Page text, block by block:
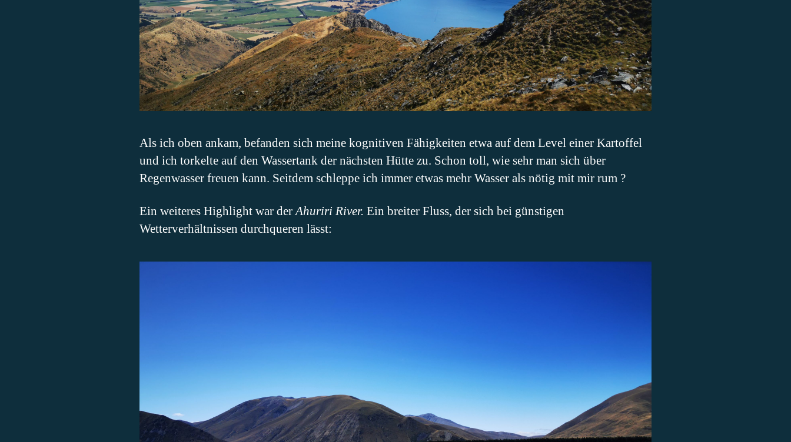
Als ich oben ankam, befanden sich meine kognitiven Fähigkeiten etwa auf dem Level einer Kartoffel
und ich torkelte auf den Wassertank der nächsten Hütte zu. Schon toll, wie sehr man sich über
Regenwasser freuen kann. Seitdem schleppe ich immer etwas mehr Wasser als nötig mit mir rum ?
Ein weiteres Highlight war derAhuriri River. Ein breiter Fluss, der sich bei günstigen
Wetterverhältnissen durchqueren lässt: